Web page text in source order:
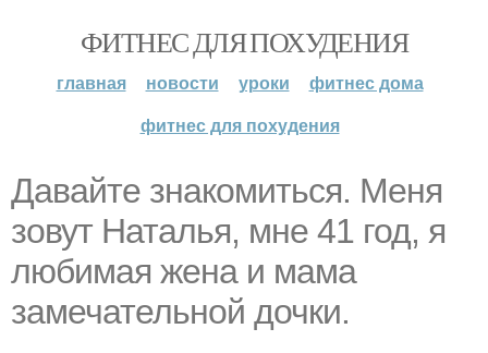
ФИТНЕС ДЛЯ ПОХУДЕНИЯ
главная новости уроки
фитнес дома
фитнес для похудения
Давайте знакомиться. Меня
зовут Наталья, мне 41 год, я
любимая жена и мама
замечательной дочки.